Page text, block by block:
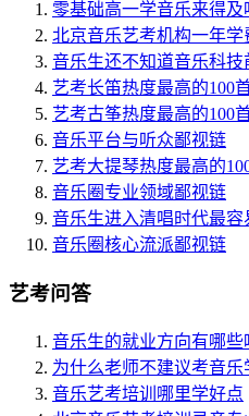
零基础高一学音乐来得及
北京音乐艺考机构一年学
音乐生还不知道音乐科技
艺考长笛热度最高的100
艺考古筝热度最高的100
音乐平台与听众鄙视链
艺考大提琴热度最高的
音乐圈专业领域鄙视链
音乐生进入清唱时代最容
音乐圈核心流派鄙视链
艺考问答
音乐生的就业方向有哪些
为什么老师不建议考音乐
音乐艺考培训哪里学好点